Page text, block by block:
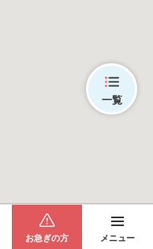
一覧
お急ぎの方 メニュー